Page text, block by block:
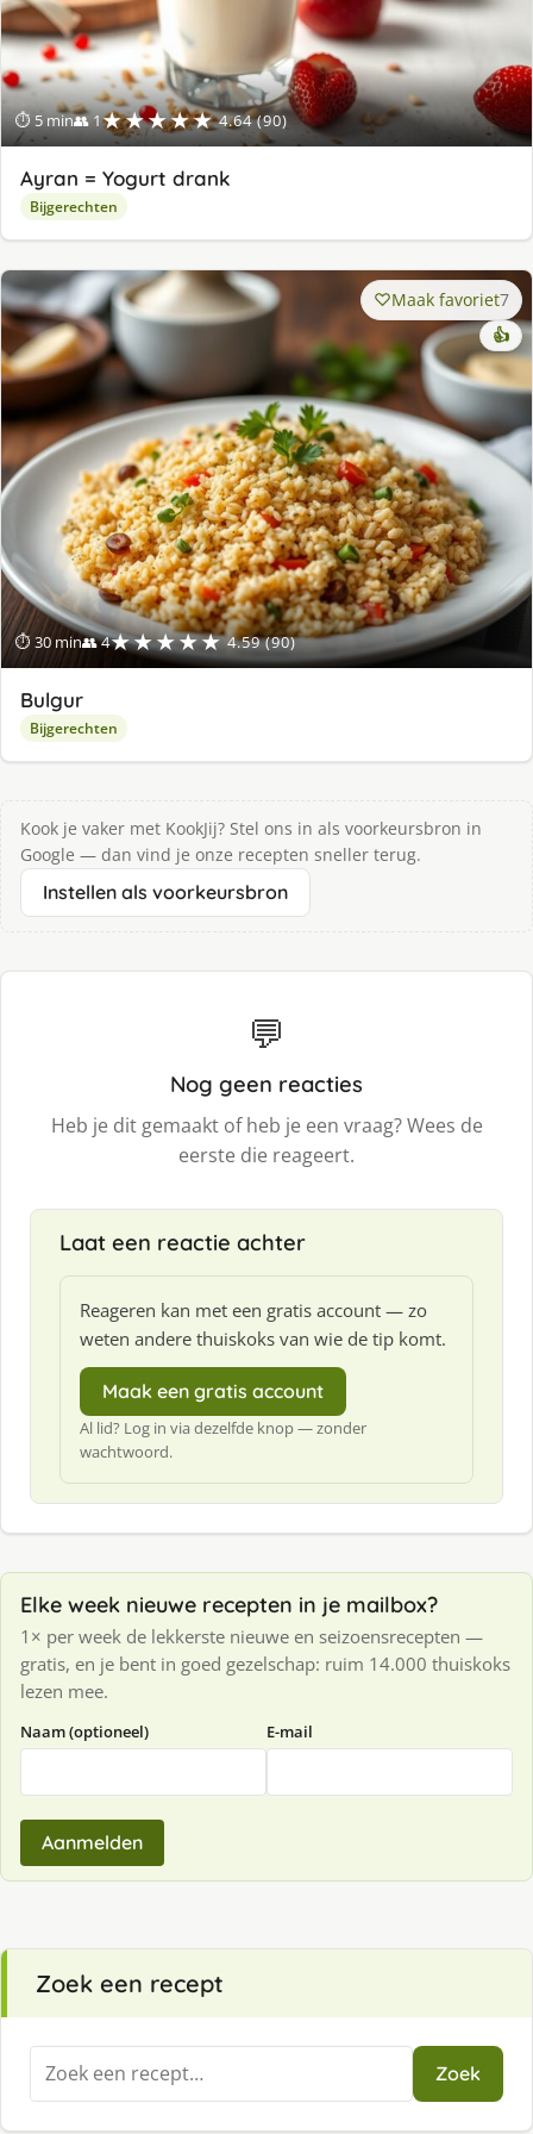
⏱ 5 min👥 1★★★★★ 4.64 (90)
Ayran = Yogurt drank
Bijgerechten
⏱ 30 min👥 4★★★★★ 4.59 (90)
Maak favoriet7
👍
Bulgur
Bijgerechten
Kook je vaker met KookJij? Stel ons in als voorkeursbron in
Google — dan vind je onze recepten sneller terug.
Instellen als voorkeursbron
💬
Nog geen reacties
Heb je dit gemaakt of heb je een vraag? Wees de
eerste die reageert.
Laat een reactie achter
Reageren kan met een gratis account — zo
weten andere thuiskoks van wie de tip komt.
Maak een gratis account
Al lid? Log in via dezelfde knop — zonder
wachtwoord.
Elke week nieuwe recepten in je mailbox?
1× per week de lekkerste nieuwe en seizoensrecepten —
gratis, en je bent in goed gezelschap: ruim 14.000 thuiskoks
lezen mee.
Naam (optioneel) E-mail
Aanmelden
Zoek een recept
Zoeken
naar:
Zoek